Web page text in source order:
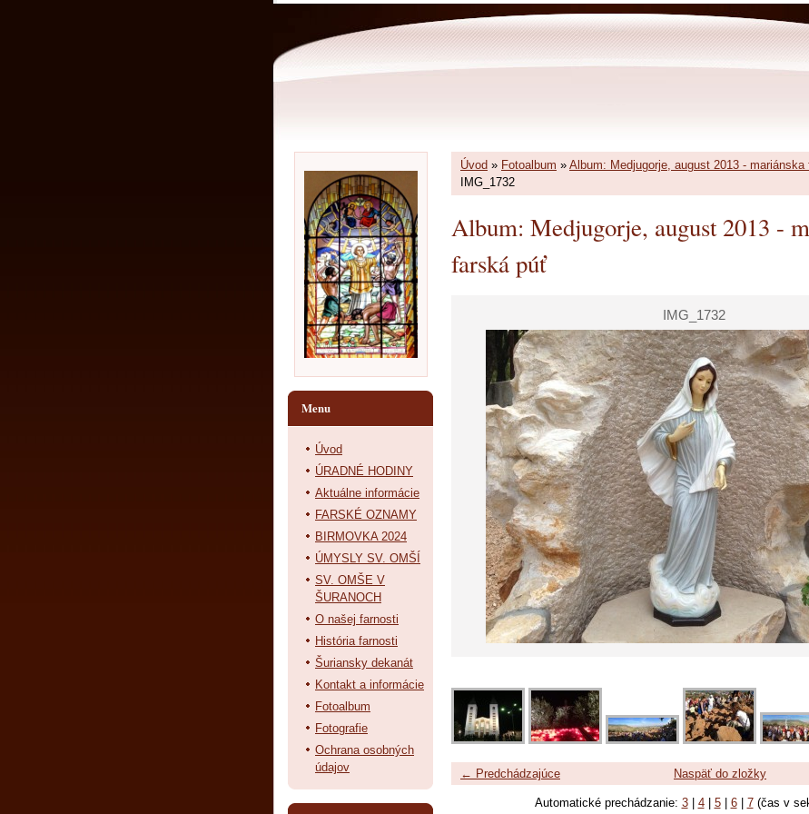
Úvod » Fotoalbum » Album: Medjugorje, august 2013 -
IMG_1732
Album: Medjugorje, august 2013 -
farská púť
IMG_1732
← Predchádzajúce Naspäť do zložky
Automatické prechádzanie: 3| 4| 5| 6| 7(čas v
Menu
Úvod
ÚRADNÉ HODINY
Aktuálne informácie
FARSKÉ OZNAMY
BIRMOVKA 2024
ÚMYSLY SV. OMŠÍ
SV. OMŠE V
ŠURANOCH
O našej farnosti
História farnosti
Šuriansky dekanát
Kontakt a informácie
Fotoalbum
Fotografie
Ochrana osobných
údajov